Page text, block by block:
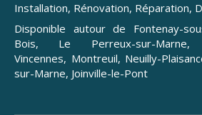
Installation, Rénovation, Réparation,
Disponible autour de Fontenay-
Bois, Le Perreux-sur-Marne,
Vincennes, Montreuil, Neuilly-
sur-Marne, Joinville-le-Pont